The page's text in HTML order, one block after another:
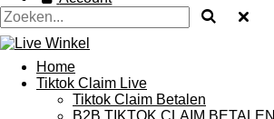
Home
Tiktok Claim Live
Tiktok Claim Betalen
B2B TIKTOK CLAIM BETALEN